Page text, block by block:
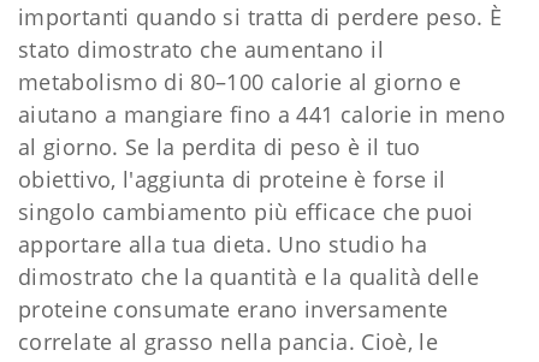
importanti quando si tratta di perdere peso. È
stato dimostrato che aumentano il
metabolismo di 80–100 calorie al giorno e
aiutano a mangiare fino a 441 calorie in meno
al giorno. Se la perdita di peso è il tuo
obiettivo, l'aggiunta di proteine ​​è forse il
singolo cambiamento più efficace che puoi
apportare alla tua dieta. Uno studio ha
dimostrato che la quantità e la qualità delle
proteine ​​consumate erano inversamente
correlate al grasso nella pancia. Cioè, le